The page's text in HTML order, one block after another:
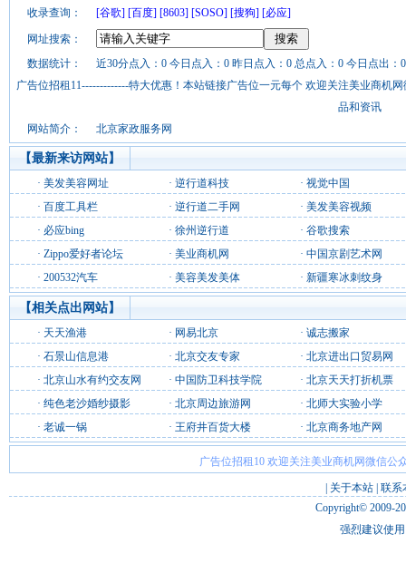
收录查询： [谷歌] [百度] [8603] [SOSO] [搜狗] [必应]
网址搜索：
数据统计：
近30分点入：0 今日点入：0 昨日点入：0 总点入：0 今日点出：
广告位招租11-------------特大优惠！本站链接广告位一元每个 欢迎关注美业商机
品和资讯
网站简介：
北京家政服务网
【最新来访网站】
· 美发美容网址 · 逆行道科技 · 视觉中国
· 百度工具栏 · 逆行道二手网 · 美发美容视频
· 必应bing · 徐州逆行道 · 谷歌搜索
· Zippo爱好者论坛 · 美业商机网 · 中国京剧艺术网
· 200532汽车 · 美容美发美体 · 新疆寒冰刺纹身
【相关点出网站】
· 天天渔港 · 网易北京 · 诚志搬家
· 石景山信息港 · 北京交友专家 · 北京进出口贸易网
· 北京山水有约交友网 · 中国防卫科技学院 · 北京天天打折机票
· 纯色老沙婚纱摄影 · 北京周边旅游网 · 北师大实验小学
· 老诚一锅 · 王府井百货大楼 · 北京商务地产网
广告位招租10 欢迎关注美业商机网微信公
关于本站 联系
Copyright© 2009-
强烈建议使